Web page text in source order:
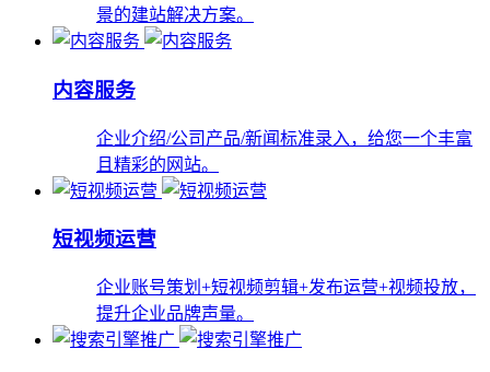
景的建站解决方案。
内容服务
企业介绍/公司产品/新闻标准录入，给您一个丰富
且精彩的网站。
短视频运营
企业账号策划+短视频剪辑+发布运营+视频投放，
提升企业品牌声量。